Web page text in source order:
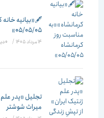
🖋️«بیانیه خانه
۰۵/۰۵/۰۵»
/ ۰ دیدگاه
تجلیل «پدر علم
میراث شوشتر